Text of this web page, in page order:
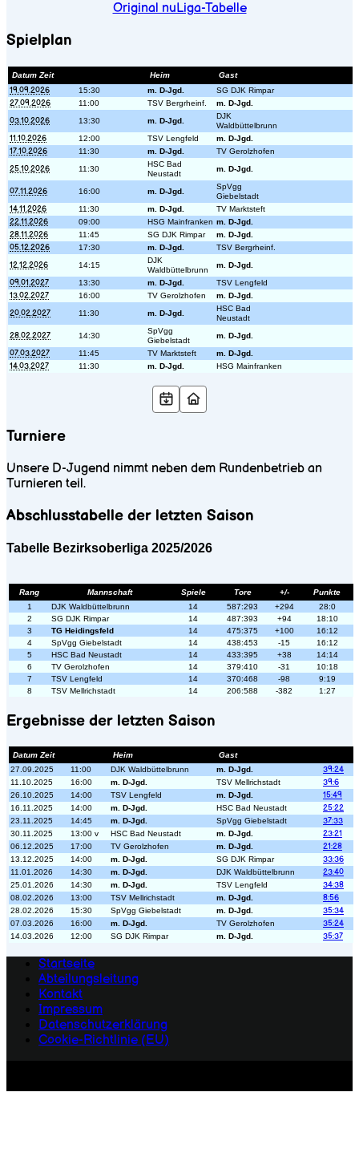
Original nuLiga-Tabelle
Spielplan
Datum Zeit Heim Gast
19.09.2026 15:30 m. D-Jgd. SG DJK Rimpar
27.09.2026 11:00 TSV Bergrheinf. m. D-Jgd.
03.10.2026 13:30 m. D-Jgd.
DJK
Waldbüttelbrunn
11.10.2026 12:00 TSV Lengfeld m. D-Jgd.
17.10.2026 11:30 m. D-Jgd. TV Gerolzhofen
25.10.2026 11:30
HSC Bad
Neustadt
m. D-Jgd.
07.11.2026 16:00 m. D-Jgd.
SpVgg
Giebelstadt
14.11.2026 11:30 m. D-Jgd. TV Marktsteft
22.11.2026 09:00 HSG Mainfranken m. D-Jgd.
28.11.2026 11:45 SG DJK Rimpar m. D-Jgd.
05.12.2026 17:30 m. D-Jgd. TSV Bergrheinf.
12.12.2026 14:15
DJK
Waldbüttelbrunn
m. D-Jgd.
09.01.2027 13:30 m. D-Jgd. TSV Lengfeld
13.02.2027 16:00 TV Gerolzhofen m. D-Jgd.
20.02.2027 11:30 m. D-Jgd.
HSC Bad
Neustadt
28.02.2027 14:30
SpVgg
Giebelstadt
m. D-Jgd.
07.03.2027 11:45 TV Marktsteft m. D-Jgd.
14.03.2027 11:30 m. D-Jgd. HSG Mainfranken
Turniere
Unsere D-Jugend nimmt neben dem Rundenbetrieb an
Turnieren teil.
Abschlusstabelle der letzten Saison
Tabelle Bezirksoberliga 2025/2026
Rang Mannschaft Spiele Tore +/-
Punkte
1
DJK Waldbüttelbrunn 14 587:293 +294
28:0
2
SG DJK Rimpar 14 487:393 +94
18:10
3
TG Heidingsfeld 14 475:375 +100
16:12
4
SpVgg Giebelstadt 14 438:453 -15
16:12
5
HSC Bad Neustadt 14 433:395 +38
14:14
6
TV Gerolzhofen 14 379:410 -31
10:18
7
TSV Lengfeld 14 370:468 -98
9:19
8
TSV Mellrichstadt 14 206:588 -382 1:27
Ergebnisse der letzten Saison
Datum Zeit Heim
Gast
27.09.2025
11:00 DJK Waldbüttelbrunn m. D-Jgd. 39:24
11.10.2025 16:00 m. D-Jgd. TSV Mellrichstadt 39:6
26.10.2025 14:00 TSV Lengfeld m. D-Jgd. 15:49
16.11.2025 14:00 m. D-Jgd. HSC Bad Neustadt 25:22
23.11.2025 14:45 m. D-Jgd. SpVgg Giebelstadt 37:33
30.11.2025 13:00 v HSC Bad Neustadt m. D-Jgd. 23:21
06.12.2025 17:00 TV Gerolzhofen m. D-Jgd. 21:28
13.12.2025 14:00 m. D-Jgd. SG DJK Rimpar 33:36
11.01.2026 14:30 m. D-Jgd. DJK Waldbüttelbrunn 23:40
25.01.2026 14:30 m. D-Jgd. TSV Lengfeld 34:38
08.02.2026 13:00 TSV Mellrichstadt m. D-Jgd. 8:56
28.02.2026 15:30 SpVgg Giebelstadt m. D-Jgd. 35:34
07.03.2026 16:00 m. D-Jgd. TV Gerolzhofen 35:24
14.03.2026 12:00 SG DJK Rimpar m. D-Jgd. 35:37
Startseite
Abteilungsleitung
Kontakt
Impressum
Datenschutzerklärung
Cookie-Richtlinie (EU)